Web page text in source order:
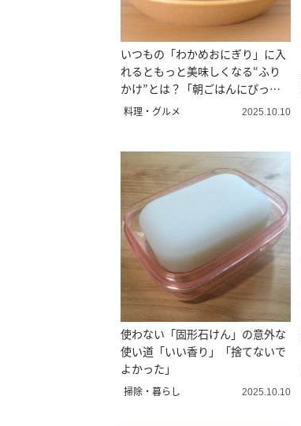
いつもの「わかめおにぎり」に入
れるともっと美味しくなる“ふり
かけ”とは？「朝ごはんにぴった
り」
料理・グルメ 2025.10.10
使わない「固形石けん」の意外な
使い道「いい香り」「捨てないで
よかった」
掃除・暮らし 2025.10.10